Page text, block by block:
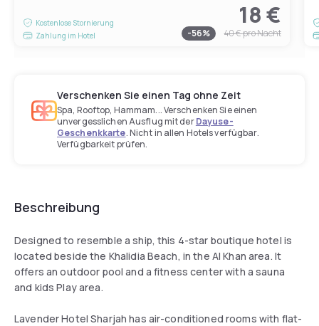
Kostenlose Stornierung
Zahlung im Hotel
18 €
-56% 40 €pro Nacht
Verschenken Sie einen Tag ohne Zeit
Spa, Rooftop, Hammam... Verschenken Sie einen
unvergesslichen Ausflug mit derDayuse-
Geschenkkarte. Nicht in allen Hotels verfügbar.
Verfügbarkeit prüfen.
Beschreibung
Designed to resemble a ship, this 4-star boutique hotel is
located beside the Khalidia Beach, in the Al Khan area. It
offers an outdoor pool and a fitness center with a sauna
and kids Play area.
Lavender Hotel Sharjah has air-conditioned rooms with flat-